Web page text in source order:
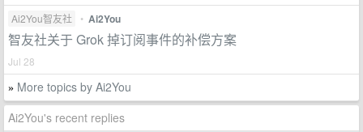
Ai2You智友社 • Ai2You
智友社关于 Grok 掉订阅事件的补偿方案
Jul 28
» More topics by Ai2You
Ai2You's recent replies